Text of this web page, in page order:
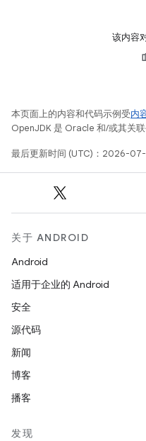
该内容
本页面上的内容和代码示例受内
OpenJDK 是 Oracle 和/或其关联
最后更新时间 (UTC)：2026-07-
关于 ANDROID
Android
适用于企业的 Android
安全
源代码
新闻
博客
播客
发现